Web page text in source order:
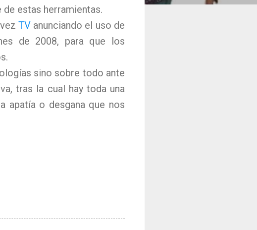
estas herramientas.
TVanunciando el uso de
de 2008, para que los
sino sobre todo ante
tras la cual hay toda una
apatía o desgana que nos